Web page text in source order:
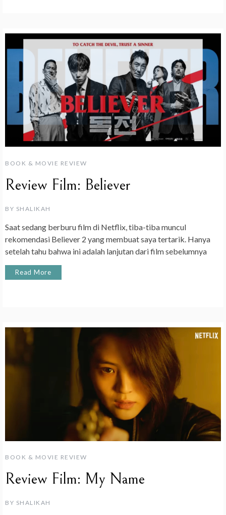
BOOK & MOVIE REVIEW
Review Film: Believer
BY SHALIKAH
Saat sedang berburu film di Netflix, tiba-tiba muncul
rekomendasi Believer 2 yang membuat saya tertarik. Hanya
setelah tahu bahwa ini adalah lanjutan dari film sebelumnya
Read More
BOOK & MOVIE REVIEW
Review Film: My Name
BY SHALIKAH